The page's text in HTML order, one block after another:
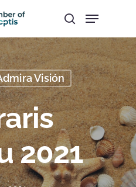
ESC to close
Visión
2021